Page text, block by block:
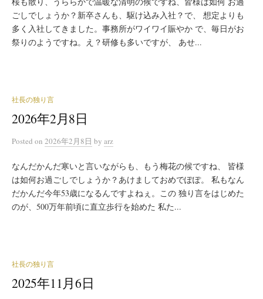
ごしでしょうか？新卒さんも、駆け込み入社？で、 想定よりも
多く入社してきました。事務所がワイワイ賑やか で、毎日がお
祭りのようですね。え？研修も多いですが、 あせ...
社長の独り言
2026年2月8日
Posted on 2026年2月8日 by arz
なんだかんだ寒いと言いながらも、もう梅花の候ですね、 皆様
は如何お過ごしでしょうか？あけましておめでぽぽ。 私もなん
だかんだ今年53歳になるんですよねぇ。この 独り言をはじめた
のが、500万年前頃に直立歩行を始めた 私た...
社長の独り言
2025年11月6日